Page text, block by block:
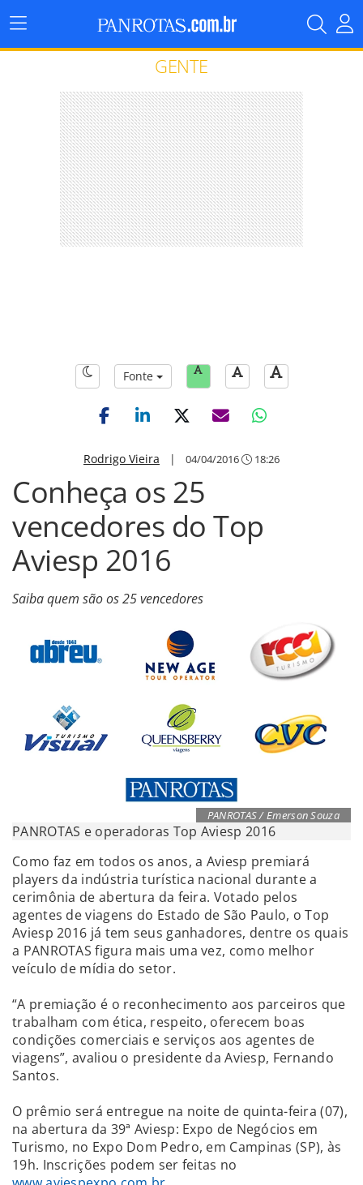
Menu
Principal
GENTE
Fonte
Rodrigo Vieira | 04/04/2016 18:26
Conheça os 25
vencedores do Top
Aviesp 2016
Saiba quem são os 25 vencedores
PANROTAS / Emerson Souza
PANROTAS e operadoras Top Aviesp 2016
Como faz em todos os anos, a Aviesp premiará
players da indústria turística nacional durante a
cerimônia de abertura da feira. Votado pelos
agentes de viagens do Estado de São Paulo, o Top
Aviesp 2016 já tem seus ganhadores, dentre os quais
a PANROTAS figura mais uma vez, como melhor
veículo de mídia do setor.
“A premiação é o reconhecimento aos parceiros que
trabalham com ética, respeito, oferecem boas
condições comerciais e serviços aos agentes de
viagens”, avaliou o presidente da Aviesp, Fernando
Santos.
O prêmio será entregue na noite de quinta-feira (07),
na abertura da 39ª Aviesp: Expo de Negócios em
Turismo, no Expo Dom Pedro, em Campinas (SP), às
19h. Inscrições podem ser feitas no